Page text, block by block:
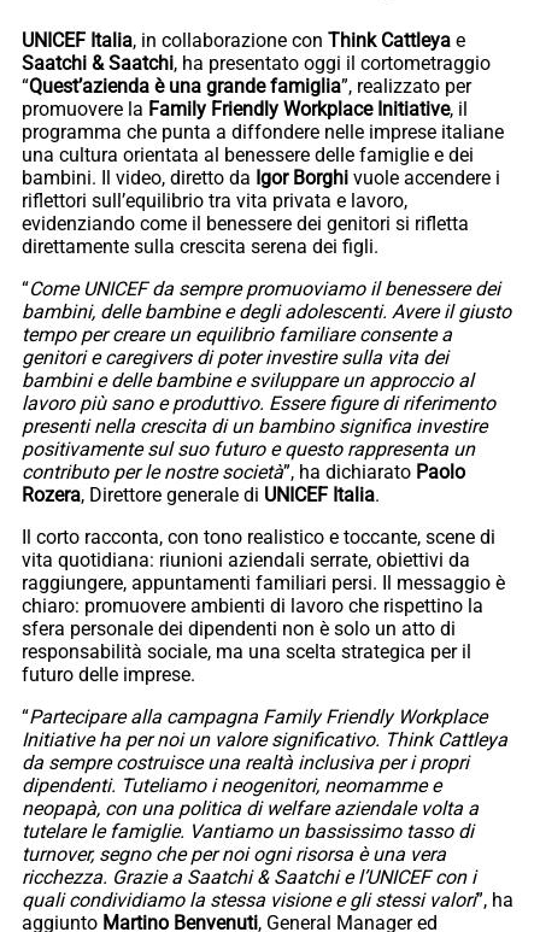
UNICEF Italia, in collaborazione con Think Cattleya e
Saatchi & Saatchi, ha presentato oggi il cortometraggio
“Quest’azienda è una grande famiglia”, realizzato per
promuovere la Family Friendly Workplace Initiative, il
programma che punta a diffondere nelle imprese italiane
una cultura orientata al benessere delle famiglie e dei
bambini. Il video, diretto da Igor Borghi vuole accendere i
riflettori sull’equilibrio tra vita privata e lavoro,
evidenziando come il benessere dei genitori si rifletta
direttamente sulla crescita serena dei figli.
“Come UNICEF da sempre promuoviamo il benessere dei
bambini, delle bambine e degli adolescenti. Avere il giusto
tempo per creare un equilibrio familiare consente a
genitori e caregivers di poter investire sulla vita dei
bambini e delle bambine e sviluppare un approccio al
lavoro più sano e produttivo. Essere figure di riferimento
presenti nella crescita di un bambino significa investire
positivamente sul suo futuro e questo rappresenta un
contributo per le nostre società”, ha dichiarato Paolo
Rozera, Direttore generale di UNICEF Italia.
Il corto racconta, con tono realistico e toccante, scene di
vita quotidiana: riunioni aziendali serrate, obiettivi da
raggiungere, appuntamenti familiari persi. Il messaggio è
chiaro: promuovere ambienti di lavoro che rispettino la
sfera personale dei dipendenti non è solo un atto di
responsabilità sociale, ma una scelta strategica per il
futuro delle imprese.
“Partecipare alla campagna Family Friendly Workplace
Initiative ha per noi un valore significativo. Think Cattleya
da sempre costruisce una realtà inclusiva per i propri
dipendenti. Tuteliamo i neogenitori, neomamme e
neopapà, con una politica di welfare aziendale volta a
tutelare le famiglie. Vantiamo un bassissimo tasso di
turnover, segno che per noi ogni risorsa è una vera
ricchezza. Grazie a Saatchi & Saatchi e l’UNICEF con i
quali condividiamo la stessa visione e gli stessi valori”, ha
aggiunto Martino Benvenuti, General Manager ed